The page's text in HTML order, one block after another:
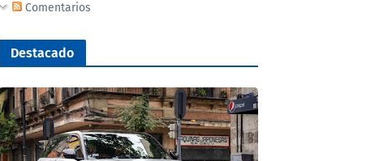
Comentarios
Destacado